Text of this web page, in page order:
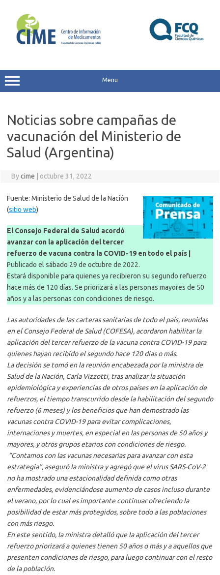
content
Menu
Noticias sobre campañas de
vacunación del Ministerio de
Salud (Argentina)
Bycime octubre 31, 2022
Fuente: Ministerio de Salud de la Nación
(sitio web)
El Consejo Federal de Salud acordó
avanzar con la aplicación del tercer
refuerzo de vacuna contra la COVID-19 en todo el país |
Publicado el sábado 29 de octubre de 2022.
Estará disponible para quienes ya recibieron su segundo refuerzo
hace más de 120 días. Se priorizará a las personas mayores de 50
años y a las personas con condiciones de riesgo.
Las autoridades de las carteras sanitarias de todo el país, reunidas
en el Consejo Federal de Salud (COFESA), acordaron habilitar la
aplicación del tercer refuerzo de la vacuna contra COVID-19 para
quienes hayan recibido el segundo hace 120 días o más.
La decisión se tomó en la reunión encabezada por la ministra de
Salud de la Nación, Carla Vizzotti, tras analizar la situación
epidemiológica y experiencias de otros países en la aplicación de
refuerzos, el tiempo transcurrido desde la habilitación del segundo
refuerzo (6 meses) y los beneficios que han demostrado las
vacunas contra COVID-19 para evitar complicaciones,
internaciones y muertes, en especial en las personas de 50 años y
mayores, y otros grupos etarios con condiciones de riesgo.
“Contamos con las vacunas necesarias para avanzar con esta
estrategia”, aseguró la ministra y agregó que el virus SARS-CoV-2
no ha mostrado una estacionalidad definida como otras
enfermedades, evidenciándose aumento de casos incluso durante
el verano, por lo cual es importante continuar ofreciendo la
posibilidad de estar más protegidos, sobre todo a las poblaciones
con más riesgo.
En este sentido, la ministra detalló que la aplicación del tercer
refuerzo priorizará a quienes tienen 50 años o más y a aquellos que
presenten condiciones de riesgo, para luego continuar con el resto
de la población.